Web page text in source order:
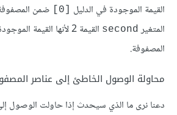
القيمة الموجودة في الدليل
ضمن
المتغير second القيمة 2 لأنها القيمة الموجودة في الدليل
المصفوفة.
محاولة الوصول الخاطئ إلى عناصر
دعنا نرى ما الذي سيحدث إذا حاولت الوصول